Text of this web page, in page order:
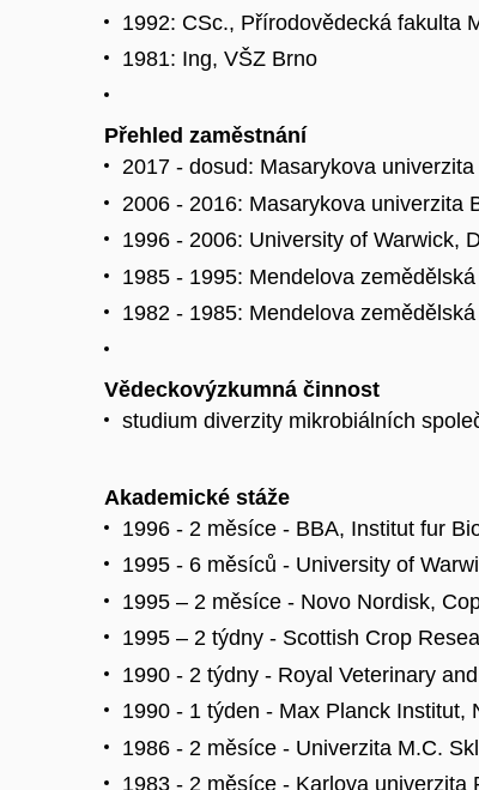
1992: CSc., Přírodovědecká fakulta
1981: Ing, VŠZ Brno
Přehled zaměstnání
2017 - dosud: Masarykova
2006 - 2016: Masarykova univerzita
1996 - 2006: University of Warwick,
1985 - 1995: Mendelova
1982 - 1985: Mendelova
Vědeckovýzkumná činnost
studium diverzity mikrobiálních
Akademické stáže
1996 - 2 měsíce - BBA, Institut fur
1995 - 6 měsíců - University of
1995 – 2 měsíce - Novo Nordisk,
1995 – 2 týdny - Scottish Crop
1990 - 2 týdny - Royal Veterinary
1990 - 1 týden - Max Planck Institut,
1986 - 2 měsíce - Univerzita M.C.
1983 - 2 měsíce - Karlova univerzita